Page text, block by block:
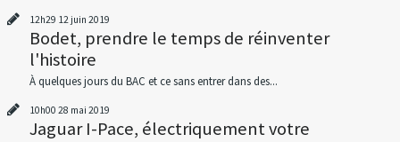
12h29 12 juin 2019
Bodet, prendre le temps de réinventer
l'histoire
À quelques jours du BAC et ce sans entrer dans des...
10h00 28 mai 2019
Jaguar I-Pace, électriquement votre